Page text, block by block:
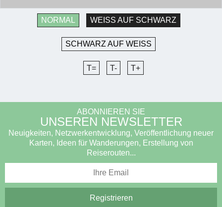
NORMAL WEISS AUF SCHWARZ
SCHWARZ AUF WEISS
T= T- T+
ABONNIEREN SIE
UNSEREN NEWSLETTER
Neuigkeiten, Netzwerkentwicklung, Veröffentlichung neuer
Karten, Ideen für Wanderungen, Erstellung von
Reiserouten...